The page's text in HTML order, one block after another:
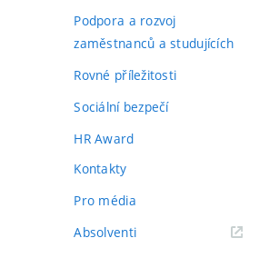
Podpora a rozvoj
zaměstnanců a studujících
Rovné příležitosti
Sociální bezpečí
HR Award
Kontakty
Pro média
Absolventi(externí